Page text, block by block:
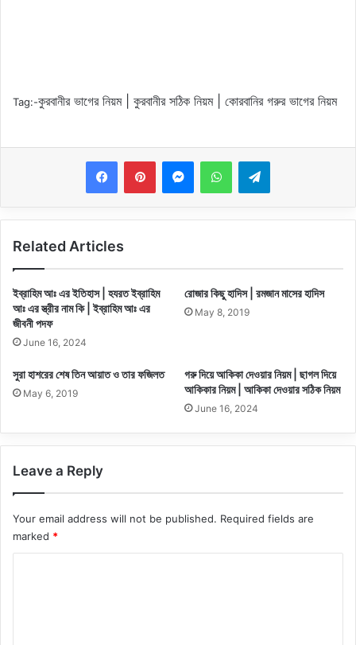
Tag:-কুরবানীর ভাগের নিয়ম | কুরবানীর সঠিক নিয়ম | কোরবানির গরুর ভাগের নিয়ম
MessengerWhatsAppTelegram
Related Articles
ইব্রাহিম আঃ এর ইতিহাস | হযরত ইব্রাহিম
আঃ এর স্ত্রীর নাম কি | ইব্রাহিম আঃ এর
জীবনী পদফ
June 16, 2024
রোজার কিছু হাদিস | রমজান মাসের হাদিস
May 8, 2019
সুরা হাশরের শেষ তিন আয়াত ও তার ফজিলত
May 6, 2019
গরু দিয়ে আকিকা দেওয়ার নিয়ম | ছাগল দিয়ে
আকিকার নিয়ম | আকিকা দেওয়ার সঠিক নিয়ম
June 16, 2024
Leave a Reply
Your email address will not be published. Required fields are
marked *